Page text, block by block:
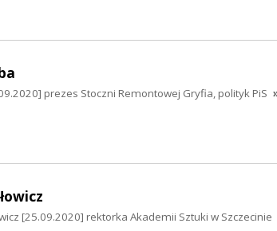
prezes Stoczni Remontowej Gryfia, polityk PiS
[25.09.2020] rektorka Akademii Sztuki w Szczecinie